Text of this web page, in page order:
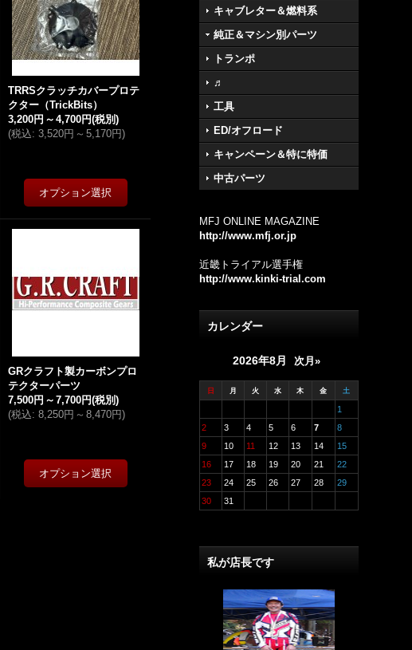
キャブレター＆燃料系
純正＆マシン別パーツ
トランポ
♬
工具
ED/オフロード
キャンペーン＆特に特価
中古パーツ
MFJ ONLINE MAGAZINE
http://www.mfj.or.jp
近畿トライアル選手権
http://www.kinki-trial.com
カレンダー
2026年8月 次月»
日 月 火 水 木 金 土
1
2
3 4 5 6 7
8
9
10 11 12 13 14
15
16
17 18 19 20 21
22
23
24 25 26 27 28
29
30
31
私が店長です
TRRSクラッチカバープロテ
クター（TrickBits）
3,200円 ～ 4,700円(税別)
(税込: 3,520円 ～ 5,170円)
GRクラフト製カーボンプロ
テクターパーツ
7,500円 ～ 7,700円(税別)
(税込: 8,250円 ～ 8,470円)